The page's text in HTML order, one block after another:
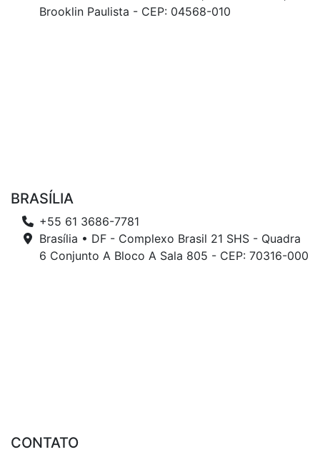
Brooklin Paulista - CEP: 04568-010
BRASÍLIA
+55 61 3686-7781
Brasília • DF - Complexo Brasil 21 SHS - Quadra
6 Conjunto A Bloco A Sala 805 - CEP: 70316-000
CONTATO